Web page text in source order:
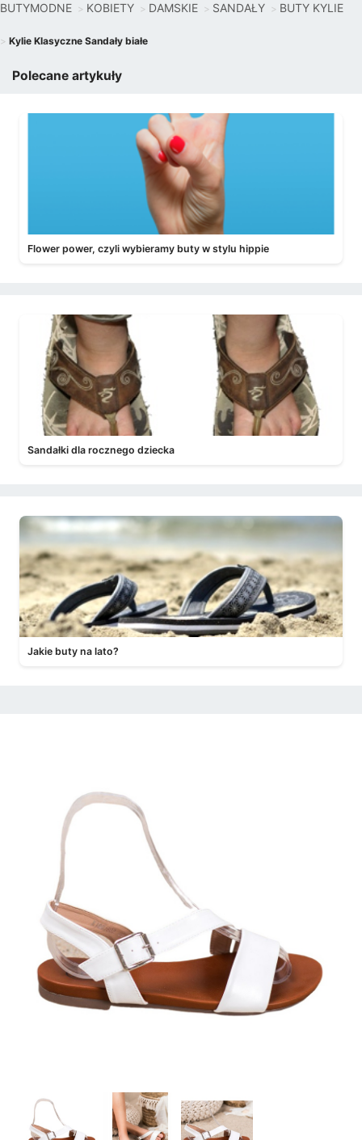
BUTYMODNE KOBIETY DAMSKIE SANDAŁY BUTY KYLIE
Kylie Klasyczne Sandały białe
Polecane artykuły
Flower power, czyli wybieramy buty w stylu hippie
Sandałki dla rocznego dziecka
Jakie buty na lato?